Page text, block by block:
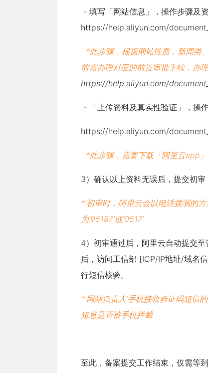
- 填写「网站信息 」，操作步骤及
https://help.aliyun.com/
*此步骤，根据网站性质，新闻类
前需办理对应的前置审批手续，办
https://help.aliyun.com/
- 「上传资料及真实性验证 」，操
https://help.aliyun.com/
*此步骤，需要下载「阿里云app」
3）确认以上资料无误后，提交初
*‘初审时，阿里云会以电话拨测的
为‘95187’或‘0517’
4）初审通过后，阿里云自动提交
后，访问工信部 [ICP/IP地址/域名
行短信核验。
*‘网站负责人’手机接收验证码短
短息是否被手机拦截
至此，备案提交工作结束，仅需等